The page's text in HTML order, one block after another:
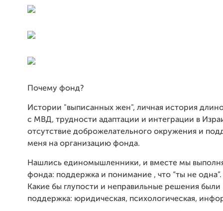
Почему фонд?
Истории "выписанных жен", личная история
с МВД, трудности адаптации и интеграции в
отсутствие доброжелательного окружения и
меня на организацию фонда.
Нашлись единомышленники, и вместе мы
фонда: поддержка и понимание , что “ты не одна”.
Какие бы глупости и неправильные решения были
поддержка: юридическая, психологическая,